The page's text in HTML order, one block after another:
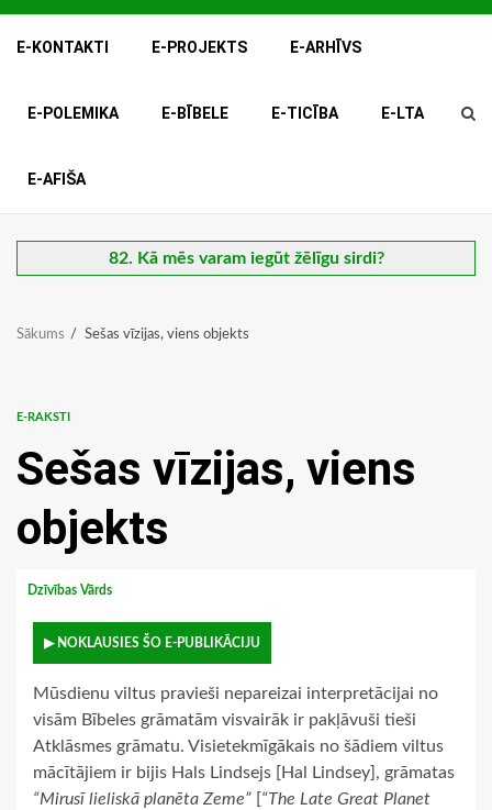
E-KONTAKTI E-PROJEKTS E-ARHĪVS
E-POLEMIKA E-BĪBELE E-TICĪBA E-LTA
E-AFIŠA
82. Kā mēs varam iegūt žēlīgu sirdi?
Sākums Sešas vīzijas, viens objekts
E-RAKSTI
Sešas vīzijas, viens
objekts
Dzīvības Vārds
▶ NOKLAUSIES ŠO E-PUBLIKĀCIJU
Mūsdienu viltus pravieši nepareizai interpretācijai no
visām Bībeles grāmatām visvairāk ir pakļāvuši tieši
Atklāsmes grāmatu. Visietekmīgākais no šādiem viltus
mācītājiem ir bijis Hals Lindsejs [Hal Lindsey], grāmatas
“Mirusī lieliskā planēta Zeme”
“The Late Great Planet